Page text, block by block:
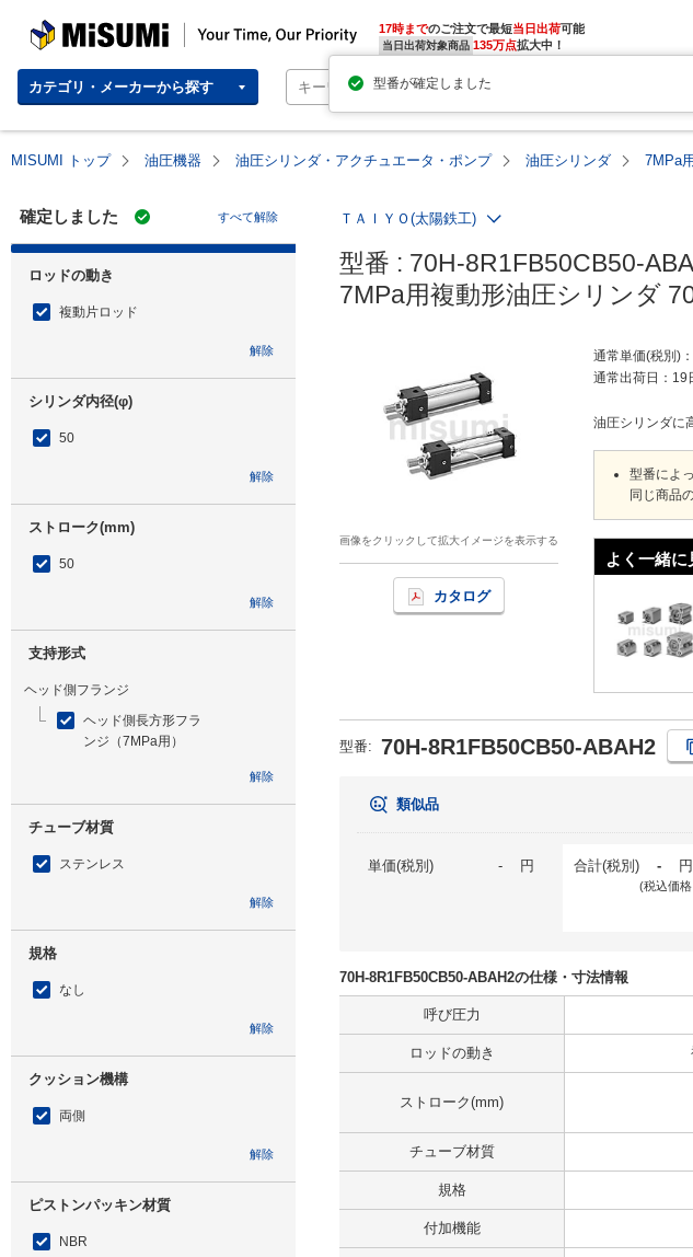
MISUMI | Your Time, Our Priority 17時までのご注文で最短当日出荷
当日出荷対象商品 135万点拡大中！
カテゴリ・メーカーから探す
MISUMI トップ 油圧機器 油圧シリンダ・アクチュエータ・ポンプ 油圧シリンダ 7MPa
確定しました すべて解除
ロッドの動き
複動片ロッド
解除
シリンダ内径(φ)
50
解除
ストローク(mm)
50
解除
支持形式
ヘッド側フランジ
ヘッド側長方形フラ
ンジ（7MPa用）
解除
チューブ材質
ステンレス
解除
規格
なし
解除
クッション機構
両側
解除
ピストンパッキン材質
NBR
ＴＡＩＹＯ(太陽鉄工)
型番 : 70H-8R1FB50CB50-
7MPa用複動形油圧シリンダ
画像をクリックして拡大イメージを表示する
カタログ
通常単価(税別)
通常出荷日： 19
油圧シリンダに
型番によ
同じ商品
よく一緒
型番: 70H-8R1FB50CB50-ABAH2
類似品
単価(税別) - 円 合計(税別) - 円
(税込価格
70H-8R1FB50CB50-ABAH2の仕様・寸法情報
呼び圧力
ロッドの動き
ストローク(mm)
チューブ材質
規格
付加機能